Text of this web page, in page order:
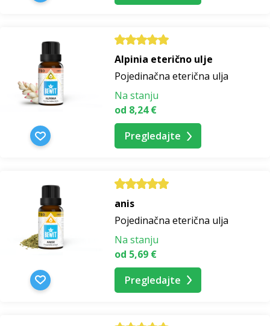
Alpinia eterično ulje
Pojedinačna eterična ulja
Na stanju
od 8,24 €
Pregledajte
anis
Pojedinačna eterična ulja
Na stanju
od 5,69 €
Pregledajte